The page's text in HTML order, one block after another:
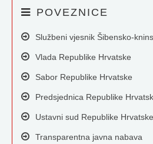
POVEZNICE
Službeni vjesnik Šibensko-
Vlada Republike Hrvatske
Sabor Republike Hrvatske
Predsjednica Republike
Ustavni sud Republike Hrvatske
Transparentna javna nabava